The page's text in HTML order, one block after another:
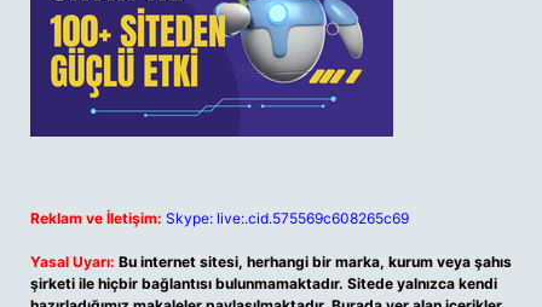
Reklam ve İletişim: Skype: live:.cid.575569c608265c69
Yasal Uyarı: Bu internet sitesi, herhangi bir marka, kurum veya şahıs
şirketi ile hiçbir bağlantısı bulunmamaktadır. Sitede yalnızca kendi